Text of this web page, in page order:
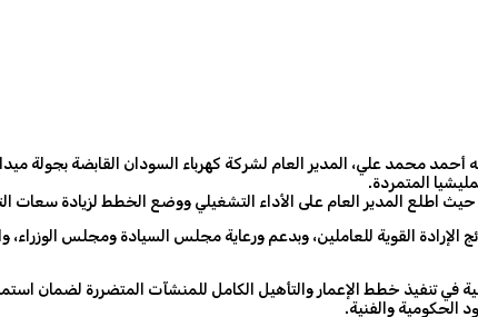
محمد علي، المدير العام لشركة كهرباء السودان القابضة بجولة
المتمردة.
المدير العام على الأداء التشغيلي ووضع الخطط لزيادة سعات
الإرادة القوية للعاملين، وبدعم ورعاية مجلس السيادة ومجلس
في تنفيذ خطط الإعمار والتأهيل الكامل للمنشآت المتضررة لضمان
الحكومية والفنية.